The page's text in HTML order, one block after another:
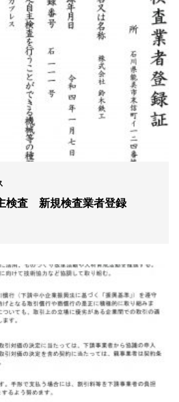
検査 新規検査業者登録